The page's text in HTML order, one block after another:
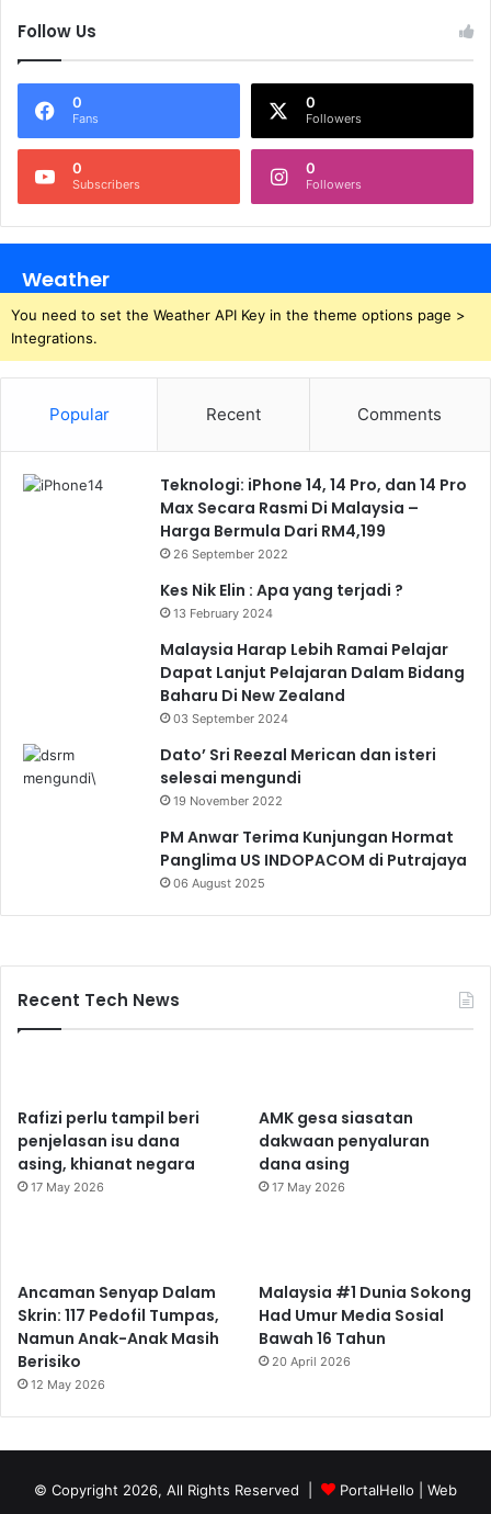
Follow Us
0
Fans
0
Followers
0
Subscribers
0
Followers
Weather
You need to set the Weather API Key in the theme options page >
Integrations.
Popular Recent Comments
Teknologi: iPhone 14, 14 Pro, dan 14 Pro
Max Secara Rasmi Di Malaysia –
Harga Bermula Dari RM4,199
26 September 2022
Kes Nik Elin : Apa yang terjadi ?
13 February 2024
Malaysia Harap Lebih Ramai Pelajar
Dapat Lanjut Pelajaran Dalam Bidang
Baharu Di New Zealand
03 September 2024
Dato’ Sri Reezal Merican dan isteri
selesai mengundi
19 November 2022
PM Anwar Terima Kunjungan Hormat
Panglima US INDOPACOM di Putrajaya
06 August 2025
Recent Tech News
Rafizi perlu tampil beri
penjelasan isu dana
asing, khianat negara
17 May 2026
AMK gesa siasatan
dakwaan penyaluran
dana asing
17 May 2026
Ancaman Senyap Dalam
Skrin: 117 Pedofil Tumpas,
Namun Anak-Anak Masih
Berisiko
12 May 2026
Malaysia #1 Dunia Sokong
Had Umur Media Sosial
Bawah 16 Tahun
20 April 2026
© Copyright 2026, All Rights Reserved | PortalHello | Web